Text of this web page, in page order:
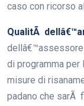
caso con ricorso
QualitÃ
di programma per
misure di
padano che sarÃ